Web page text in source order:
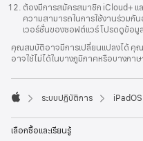
ต้องมีการสมัครสมาชิก iCloud+ แ
ความสามารถในการใช้งานร่วมกัน
เวอร์ชั่นของซอฟต์แวร์โปรดดูข้อมูล
คุณสมบัติอาจมีการเปลี่ยนแปลงได้ คุ
อาจใช้ไม่ได้ในบางภูมิภาคหรือบางภาษ

ระบบปฏิบัติการ
เลือกซื้อและเรียนรู้